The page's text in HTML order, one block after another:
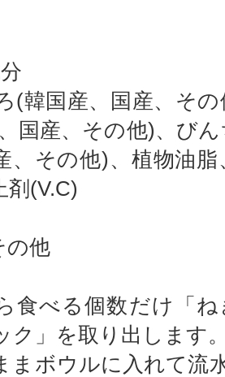
(韓国産、国産、そ
国産、その他)、び
、その他)、植物油脂
剤(V.C)
の他
食べる個数だけ「
ク」を取り出します
まボウルに入れて流